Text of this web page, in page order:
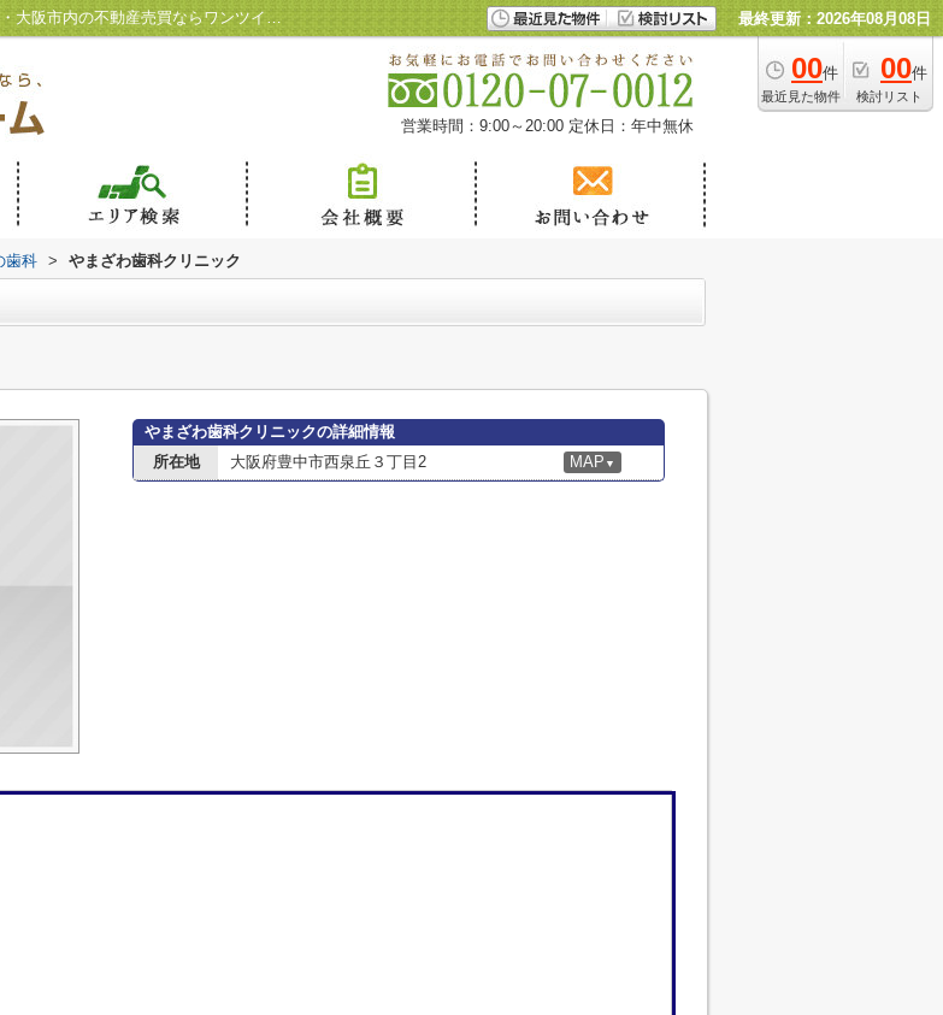
やまざわ歯科クリニック情報ページ｜北摂エリア・京阪エリア・大阪市内の不動産売買ならワンツインズホーム 最終更新：2026年08月08日
00件
最近見た物件
00件
検討リスト
営業時間：9:00～20:00 定休日：年中無休
歯科 > やまざわ歯科クリニック
やまざわ歯科クリニックの詳細情報
所在地
大阪府豊中市西泉丘３丁目2 MAP ▼